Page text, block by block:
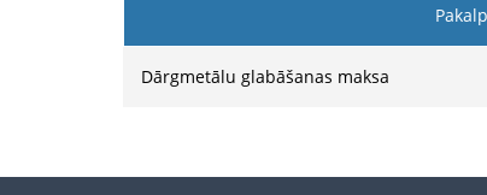
Dārgmetālu glabāšanas maksa